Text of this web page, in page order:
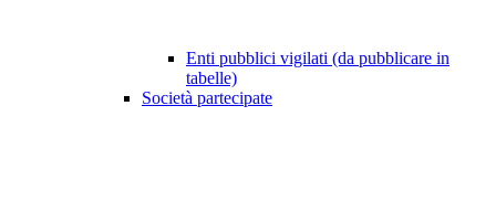
Enti pubblici vigilati (da pubblicare in
tabelle)
Società partecipate